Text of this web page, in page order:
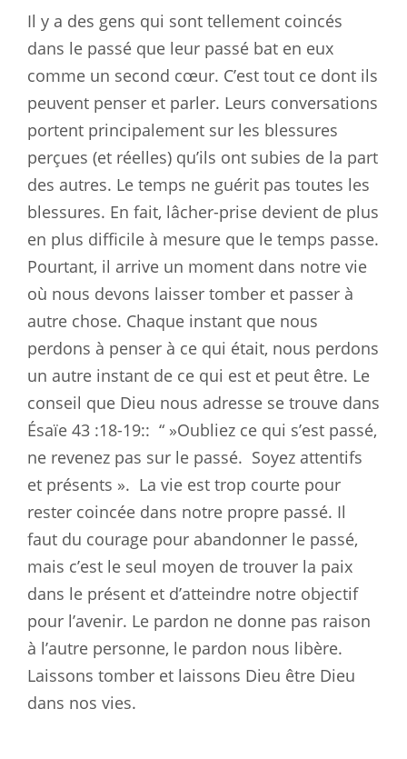
Il y a des gens qui sont tellement coincés
dans le passé que leur passé bat en eux
comme un second cœur. C’est tout ce dont ils
peuvent penser et parler. Leurs conversations
portent principalement sur les blessures
perçues (et réelles) qu’ils ont subies de la part
des autres. Le temps ne guérit pas toutes les
blessures. En fait, lâcher-prise devient de plus
en plus difficile à mesure que le temps passe.
Pourtant, il arrive un moment dans notre vie
où nous devons laisser tomber et passer à
autre chose. Chaque instant que nous
perdons à penser à ce qui était, nous perdons
un autre instant de ce qui est et peut être. Le
conseil que Dieu nous adresse se trouve dans
Ésaïe 43 :18-19:: “ »Oubliez ce qui s’est passé,
ne revenez pas sur le passé. Soyez attentifs
et présents ». La vie est trop courte pour
rester coincée dans notre propre passé. Il
faut du courage pour abandonner le passé,
mais c’est le seul moyen de trouver la paix
dans le présent et d’atteindre notre objectif
pour l’avenir. Le pardon ne donne pas raison
à l’autre personne, le pardon nous libère.
Laissons tomber et laissons Dieu être Dieu
dans nos vies.